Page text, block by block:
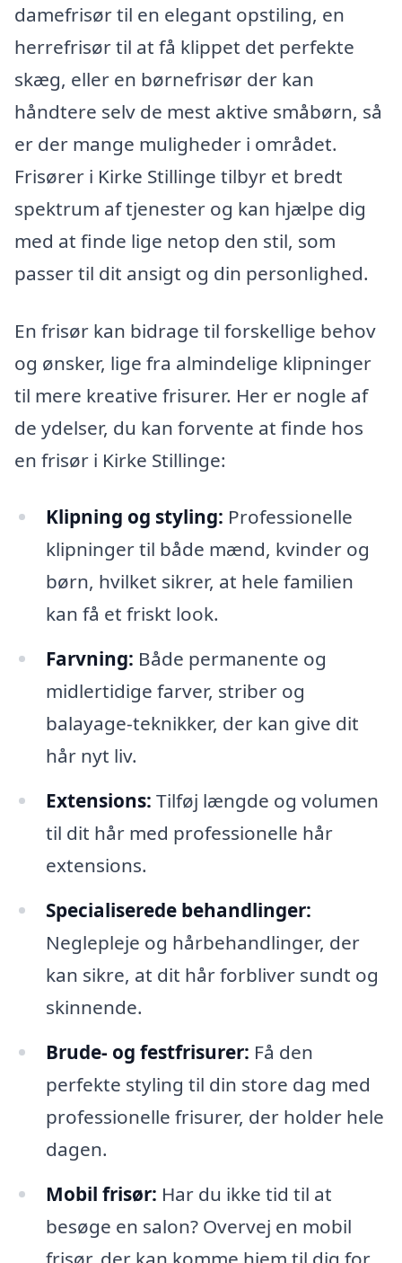
damefrisør til en elegant opstiling, en
herrefrisør til at få klippet det perfekte
skæg, eller en børnefrisør der kan
håndtere selv de mest aktive småbørn, så
er der mange muligheder i området.
Frisører i Kirke Stillinge tilbyr et bredt
spektrum af tjenester og kan hjælpe dig
med at finde lige netop den stil, som
passer til dit ansigt og din personlighed.
En frisør kan bidrage til forskellige behov
og ønsker, lige fra almindelige klipninger
til mere kreative frisurer. Her er nogle af
de ydelser, du kan forvente at finde hos
en frisør i Kirke Stillinge:
Klipning og styling: Professionelle
klipninger til både mænd, kvinder og
børn, hvilket sikrer, at hele familien
kan få et friskt look.
Farvning: Både permanente og
midlertidige farver, striber og
balayage-teknikker, der kan give dit
hår nyt liv.
Extensions: Tilføj længde og volumen
til dit hår med professionelle hår
extensions.
Specialiserede behandlinger:
Neglepleje og hårbehandlinger, der
kan sikre, at dit hår forbliver sundt og
skinnende.
Brude- og festfrisurer: Få den
perfekte styling til din store dag med
professionelle frisurer, der holder hele
dagen.
Mobil frisør: Har du ikke tid til at
besøge en salon? Overvej en mobil